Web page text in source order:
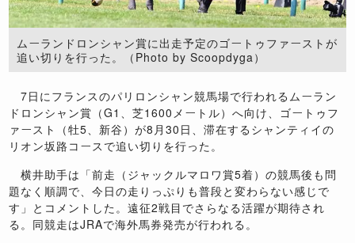
ムーランドロンシャン賞に出走予定のゴートゥファーストが
追い切りを行った。（Photo by Scoopdyga）
7日にフランスのパリロンシャン競馬場で行われるムーラン
ドロンシャン賞（G1、芝1600メートル）へ向け、ゴートゥフ
ァースト（牡5、新谷）が8月30日、滞在するシャンティイの
リオン坂路コースで追い切りを行った。
横井助手は「前走（ジャックルマロワ賞5着）の競馬後も問
題なく順調で、今日の走りっぷりも普段と変わらない感じで
す」とコメントした。遠征2戦目でさらなる活躍が期待され
る。同競走はJRAで海外馬券発売が行われる。